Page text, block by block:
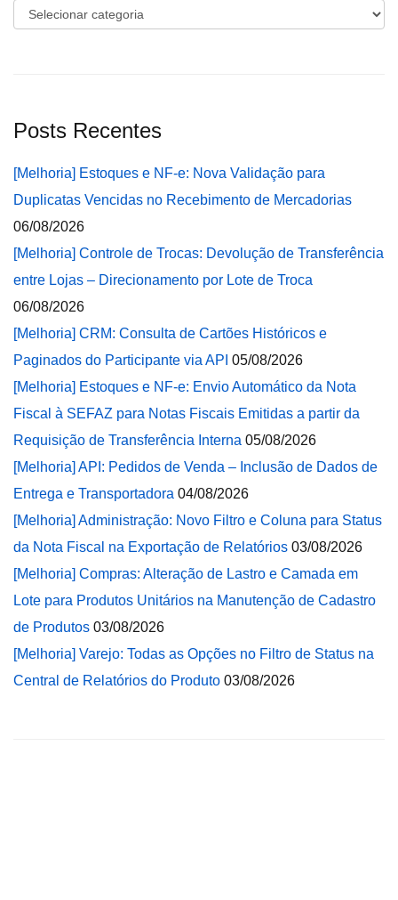
Categorias
Posts Recentes
[Melhoria] Estoques e NF-e: Nova Validação para
Duplicatas Vencidas no Recebimento de Mercadorias
06/08/2026
[Melhoria] Controle de Trocas: Devolução de Transferência
entre Lojas – Direcionamento por Lote de Troca
06/08/2026
[Melhoria] CRM: Consulta de Cartões Históricos e
Paginados do Participante via API 05/08/2026
[Melhoria] Estoques e NF-e: Envio Automático da Nota
Fiscal à SEFAZ para Notas Fiscais Emitidas a partir da
Requisição de Transferência Interna 05/08/2026
[Melhoria] API: Pedidos de Venda – Inclusão de Dados de
Entrega e Transportadora 04/08/2026
[Melhoria] Administração: Novo Filtro e Coluna para Status
da Nota Fiscal na Exportação de Relatórios 03/08/2026
[Melhoria] Compras: Alteração de Lastro e Camada em
Lote para Produtos Unitários na Manutenção de Cadastro
de Produtos 03/08/2026
[Melhoria] Varejo: Todas as Opções no Filtro de Status na
Central de Relatórios do Produto 03/08/2026